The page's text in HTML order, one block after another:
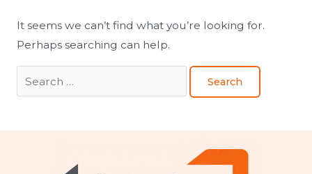
It seems we can’t find what you’re looking for.
Perhaps searching can help.